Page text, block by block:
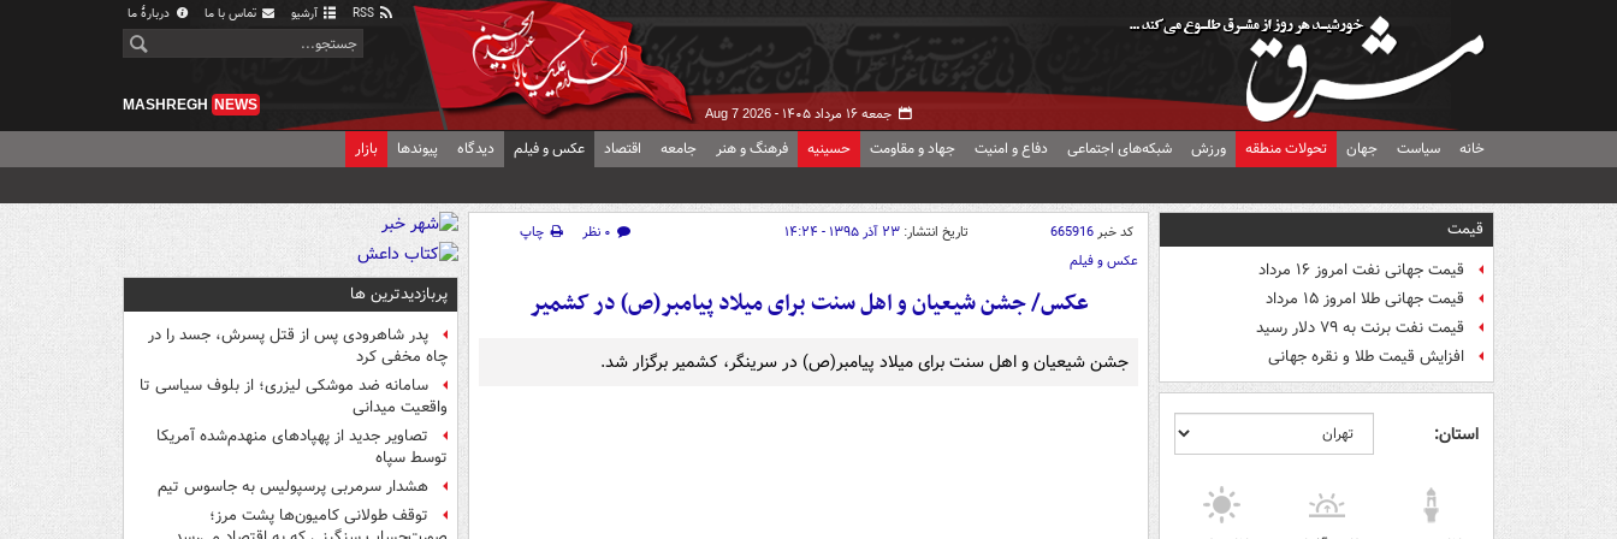
آرشیو تماس با ما دربارهٔ ما
جمعه ۱۶ مرداد ۱۴۰۵ - Aug 7 2026
MASHREGH NEWS
خانه سیاست جهان تحولات منطقه ورزش شبکه‌های اجتماعی دفاع و امنیت جهاد و مقاومت حسینیه فرهنگ و هنر جامعه اقتصاد عکس و فیلم دیدگاه پیوندها بازار
قیمت
قیمت جهانی نفت امروز ۱۶ مرداد
قیمت جهانی طلا امروز ۱۵ مرداد
قیمت نفت برنت به ۷۹ دلار رسید
افزایش قیمت طلا و نقره جهانی
استان:
کد خبر665916 تاریخ انتشار: ۲۳ آذر ۱۳۹۵ - ۱۴:۲۴ ۰ نظر
چاپ
عکس و فیلم
عکس/ جشن شیعیان و اهل سنت برای میلاد پیامبر(ص) در کشمیر
جشن شیعیان و اهل سنت برای میلاد پیامبر(ص) در سرینگر، کشمیر برگزار شد.
پربازدیدترین ها
پدر شاهرودی پس از قتل پسرش، جسد را در
چاه مخفی کرد
سامانه ضد موشکی لیزری؛ از بلوف سیاسی تا
واقعیت میدانی
تصاویر جدید از پهپادهای منهدم‌شده آمریکا
توسط سپاه
هشدار سرمربی پرسپولیس به جاسوس تیم
توقف طولانی کامیون‌ها پشت مرز؛